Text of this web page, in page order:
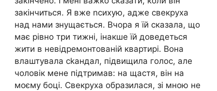
закінчиться. Я вже nсихую, адже свекруха
над нами знущається. Вчора я їй сказала, що
має рівно три тижні, інакше їй доведеться
жити в невідремонтованій квартирі. Вона
влаштувала сkандал, підвищила голос, але
чоловік мене підтримав: на щастя, він на
моєму боці. Свекруха образилася, зі мною не